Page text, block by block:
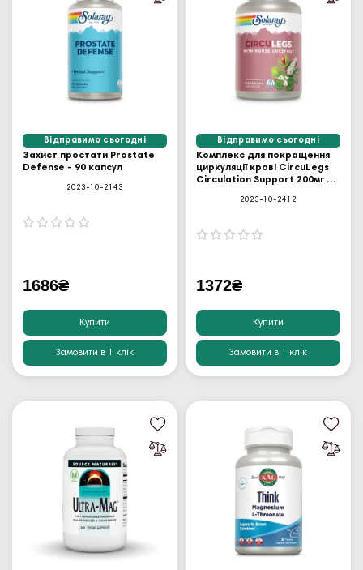
Відправимо сьогодні
Захист простати Prostate
Defense - 90 капсул
2023-10-2143
1686₴
Купити
Замовити в 1 клік
Відправимо сьогодні
Комплекс для покращення
циркуляції крові CircuLegs
Circulation Support 200мг -
2023-10-2412
1372₴
Купити
Замовити в 1 клік